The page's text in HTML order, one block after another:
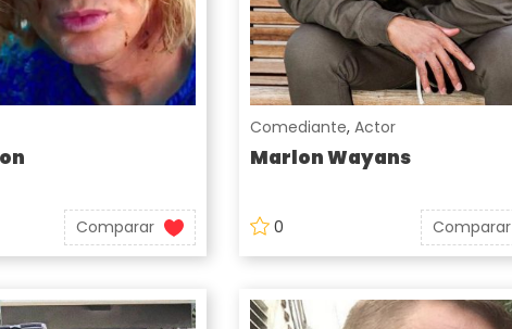
Comparar
Comediante, Actor
Marlon Wayans
0 Comparar